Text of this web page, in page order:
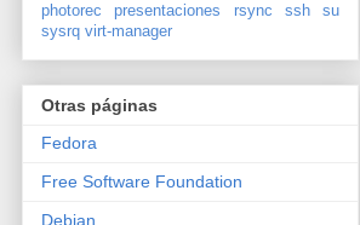
photorec presentaciones rsync ssh
su
sysrq virt-manager
Otras páginas
Fedora
Free Software Foundation
Debian